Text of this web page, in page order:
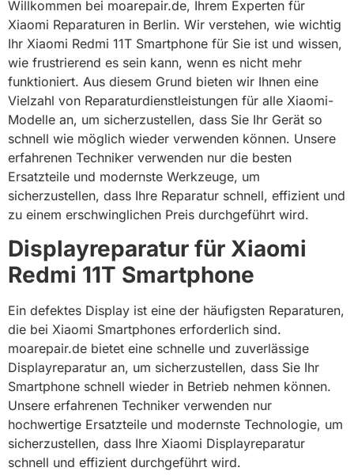
Willkommen bei moarepair.de, Ihrem Experten für
Xiaomi Reparaturen in Berlin. Wir verstehen, wie wichtig
Ihr Xiaomi Redmi 11T Smartphone für Sie ist und wissen,
wie frustrierend es sein kann, wenn es nicht mehr
funktioniert. Aus diesem Grund bieten wir Ihnen eine
Vielzahl von Reparaturdienstleistungen für alle Xiaomi-
Modelle an, um sicherzustellen, dass Sie Ihr Gerät so
schnell wie möglich wieder verwenden können. Unsere
erfahrenen Techniker verwenden nur die besten
Ersatzteile und modernste Werkzeuge, um
sicherzustellen, dass Ihre Reparatur schnell, effizient und
zu einem erschwinglichen Preis durchgeführt wird.
Displayreparatur für Xiaomi
Redmi 11T Smartphone
Ein defektes Display ist eine der häufigsten Reparaturen,
die bei Xiaomi Smartphones erforderlich sind.
moarepair.de bietet eine schnelle und zuverlässige
Displayreparatur an, um sicherzustellen, dass Sie Ihr
Smartphone schnell wieder in Betrieb nehmen können.
Unsere erfahrenen Techniker verwenden nur
hochwertige Ersatzteile und modernste Technologie, um
sicherzustellen, dass Ihre Xiaomi Displayreparatur
schnell und effizient durchgeführt wird.